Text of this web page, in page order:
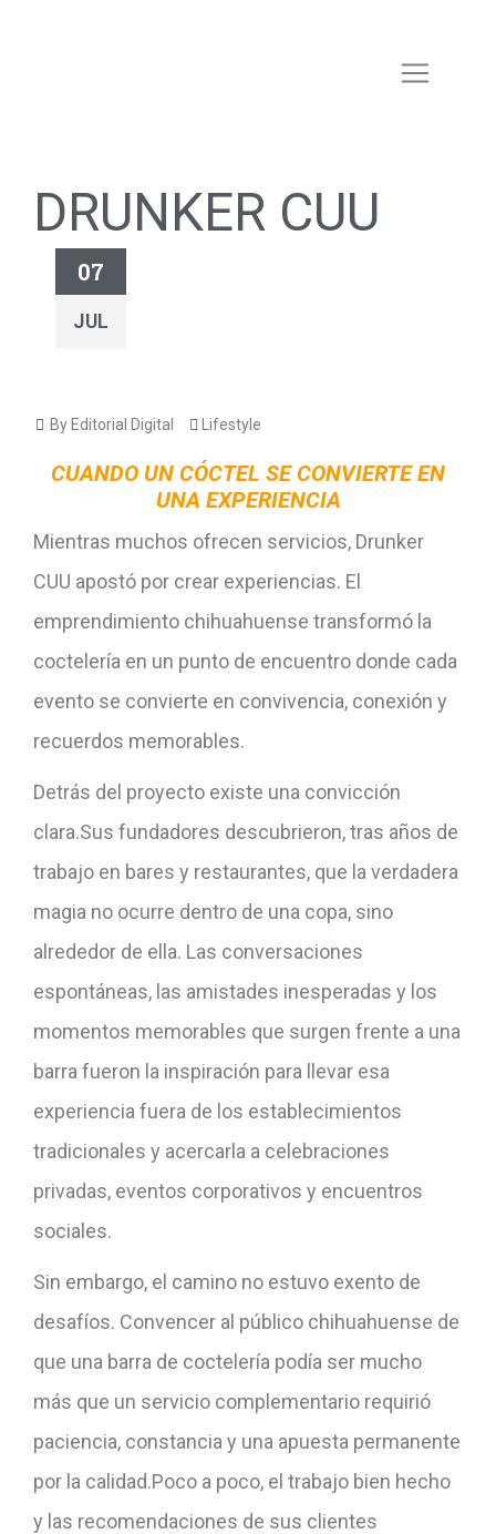
DRUNKER CUU
07
JUL
By Editorial Digital Lifestyle
CUANDO UN CÓCTEL SE CONVIERTE EN
UNA EXPERIENCIA
Mientras muchos ofrecen servicios, Drunker
CUU apostó por crear experiencias. El
emprendimiento chihuahuense transformó la
coctelería en un punto de encuentro donde cada
evento se convierte en convivencia, conexión y
recuerdos memorables.
Detrás del proyecto existe una convicción
clara.Sus fundadores descubrieron, tras años de
trabajo en bares y restaurantes, que la verdadera
magia no ocurre dentro de una copa, sino
alrededor de ella. Las conversaciones
espontáneas, las amistades inesperadas y los
momentos memorables que surgen frente a una
barra fueron la inspiración para llevar esa
experiencia fuera de los establecimientos
tradicionales y acercarla a celebraciones
privadas, eventos corporativos y encuentros
sociales.
Sin embargo, el camino no estuvo exento de
desafíos. Convencer al público chihuahuense de
que una barra de coctelería podía ser mucho
más que un servicio complementario requirió
paciencia, constancia y una apuesta permanente
por la calidad.Poco a poco, el trabajo bien hecho
y las recomendaciones de sus clientes